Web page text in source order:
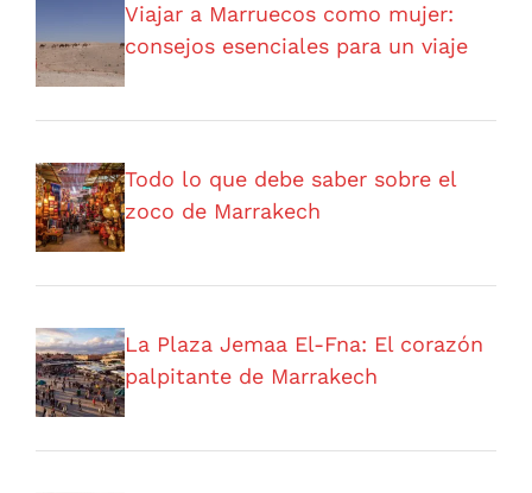
Viajar a Marruecos como mujer:
consejos esenciales para un viaje
Todo lo que debe saber sobre el
zoco de Marrakech
La Plaza Jemaa El-Fna: El corazón
palpitante de Marrakech